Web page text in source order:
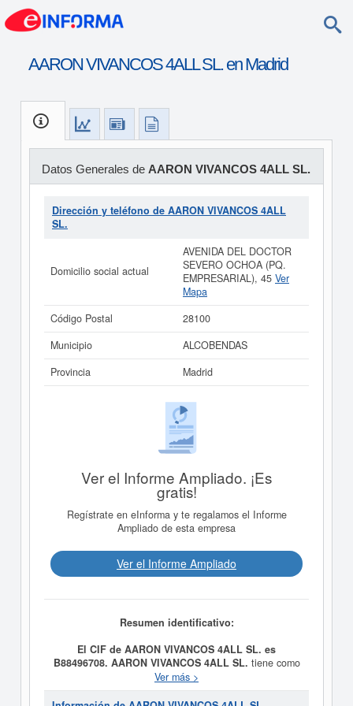
AARON VIVANCOS 4ALL SL. en Madrid
Datos Generales de AARON VIVANCOS 4ALL SL.
Dirección y teléfono de AARON VIVANCOS 4ALL
SL.
Domicilio social actual
AVENIDA DEL DOCTOR
SEVERO OCHOA (PQ.
EMPRESARIAL), 45 Ver
Mapa
Código Postal
28100
Municipio
ALCOBENDAS
Provincia
Madrid
Ver el Informe Ampliado. ¡Es
gratis!
Regístrate en eInforma y te regalamos el Informe
Ampliado de esta empresa
Ver el Informe Ampliado
Resumen identificativo:
El CIF de AARON VIVANCOS 4ALL SL. es
B88496708. AARON VIVANCOS 4ALL SL. tiene como
fecha de creación el día 10/10/2019 y su meta es
DISTRIBUCION COMERCIAL. IMPORTACION Y
EXPORTACION. SERVICIOS DE OCIO Y
Ver más >